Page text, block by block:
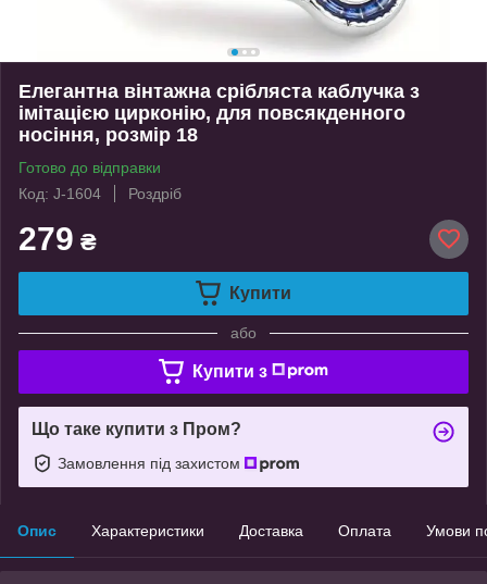
Елегантна вінтажна срібляста каблучка з
імітацією цирконію, для повсякденного
носіння, розмір 18
Готово до відправки
Код: J-1604
Роздріб
279 ₴
Купити
або
Купити з
Що таке купити з Пром?
Замовлення під захистом
Опис Характеристики Доставка Оплата Умови